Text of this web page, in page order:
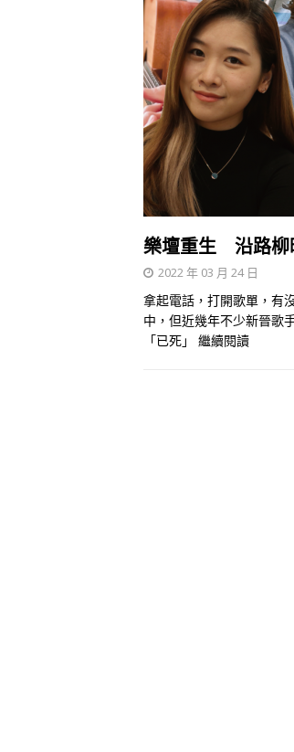
樂壇重生 沿路
2022 年 03 月 24 日
拿起電話，打開歌單，有
中，但近幾年不少新晉歌
「已死」 繼續閱讀